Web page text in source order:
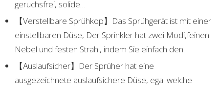
geruchsfrei, solide…
【Verstellbare Sprühkop】Das Sprühgerät ist mit einer
einstellbaren Düse, Der Sprinkler hat zwei Modi,feinen
Nebel und festen Strahl, indem Sie einfach den…
【Auslaufsicher】Der Sprüher hat eine
ausgezeichnete auslaufsichere Düse, egal welche